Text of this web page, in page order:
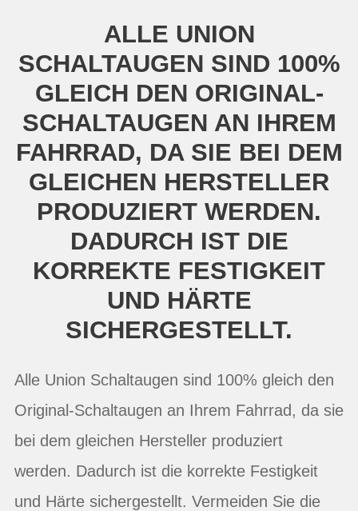
ALLE UNION
SCHALTAUGEN SIND 100%
GLEICH DEN ORIGINAL-
SCHALTAUGEN AN IHREM
FAHRRAD, DA SIE BEI DEM
GLEICHEN HERSTELLER
PRODUZIERT WERDEN.
DADURCH IST DIE
KORREKTE FESTIGKEIT
UND HÄRTE
SICHERGESTELLT.
Alle Union Schaltaugen sind 100% gleich den
Original-Schaltaugen an Ihrem Fahrrad, da sie
bei dem gleichen Hersteller produziert
werden. Dadurch ist die korrekte Festigkeit
und Härte sichergestellt. Vermeiden Sie die